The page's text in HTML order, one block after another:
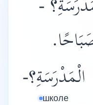
-
الْمَدْرَسَةِ؟-
школе